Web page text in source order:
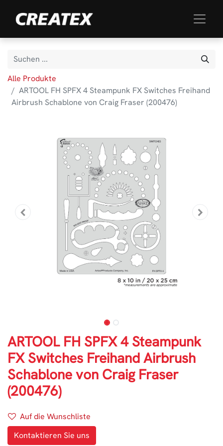
Alle Produkte
ARTOOL FH SPFX 4 Steampunk FX Switches Freihand
Airbrush Schablone von Craig Fraser (200476)
ARTOOL FH SPFX 4 Steampunk
FX Switches Freihand Airbrush
Schablone von Craig Fraser
(200476)
Auf die Wunschliste
Kontaktieren Sie uns